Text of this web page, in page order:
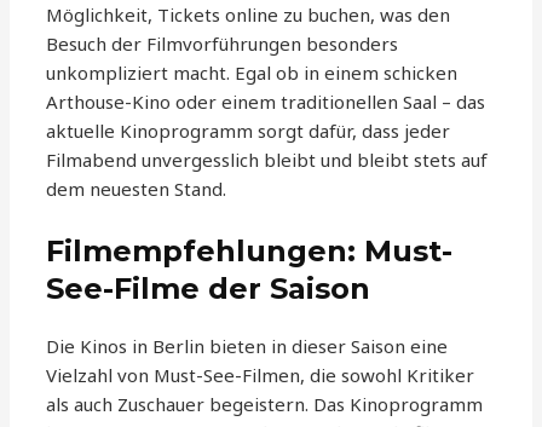
Möglichkeit, Tickets online zu buchen, was den
Besuch der Filmvorführungen besonders
unkompliziert macht. Egal ob in einem schicken
Arthouse-Kino oder einem traditionellen Saal – das
aktuelle Kinoprogramm sorgt dafür, dass jeder
Filmabend unvergesslich bleibt und bleibt stets auf
dem neuesten Stand.
Filmempfehlungen: Must-
See-Filme der Saison
Die Kinos in Berlin bieten in dieser Saison eine
Vielzahl von Must-See-Filmen, die sowohl Kritiker
als auch Zuschauer begeistern. Das Kinoprogramm